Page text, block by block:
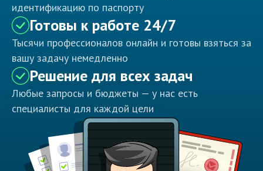
идентификацию по паспорту
Готовы к работе 24/7
Тысячи профессионалов онлайн и готовы взяться за
вашу задачу немедленно
Решение для всех задач
Любые запросы и бюджеты — у нас есть
специалисты для каждой цели